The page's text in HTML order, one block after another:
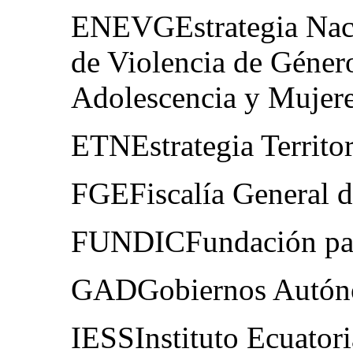
ENEVGEstrategia
de Violencia de
Adolescencia y
ETNEstrategia
FGEFiscalía General
FUNDICFundación
GADGobiernos
IESSInstituto